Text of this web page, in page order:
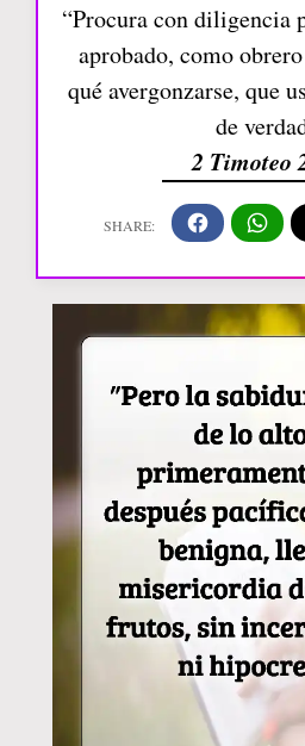
“Procura con diligencia
aprobado, como
qué avergonzarse, que
de
2 Timoteo